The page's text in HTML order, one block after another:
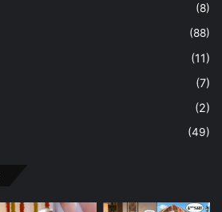
(8)
(88)
(11)
(7)
(2)
(49)